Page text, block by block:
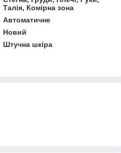
Талія, Комірна зона
Автоматичне
Новий
Штучна шкіра